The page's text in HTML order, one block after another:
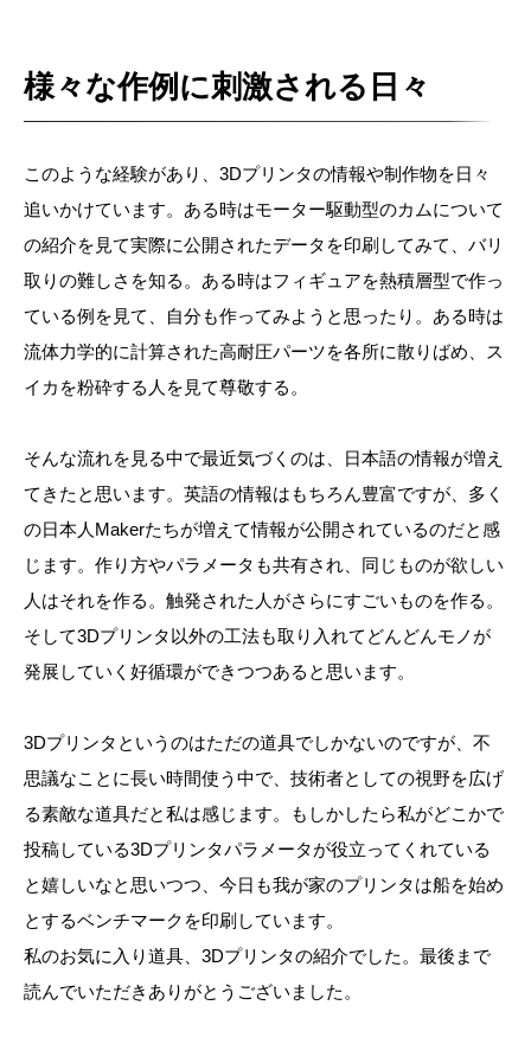
様々な作例に刺激される日々
このような経験があり、3Dプリンタの情報や制作物を日々
追いかけています。ある時はモーター駆動型のカムについて
の紹介を見て実際に公開されたデータを印刷してみて、バリ
取りの難しさを知る。ある時はフィギュアを熱積層型で作っ
ている例を見て、自分も作ってみようと思ったり。ある時は
流体力学的に計算された高耐圧パーツを各所に散りばめ、ス
イカを粉砕する人を見て尊敬する。
そんな流れを見る中で最近気づくのは、日本語の情報が増え
てきたと思います。英語の情報はもちろん豊富ですが、多く
の日本人Makerたちが増えて情報が公開されているのだと感
じます。作り方やパラメータも共有され、同じものが欲しい
人はそれを作る。触発された人がさらにすごいものを作る。
そして3Dプリンタ以外の工法も取り入れてどんどんモノが
発展していく好循環ができつつあると思います。
3Dプリンタというのはただの道具でしかないのですが、不
思議なことに長い時間使う中で、技術者としての視野を広げ
る素敵な道具だと私は感じます。もしかしたら私がどこかで
投稿している3Dプリンタパラメータが役立ってくれている
と嬉しいなと思いつつ、今日も我が家のプリンタは船を始め
とするベンチマークを印刷しています。
私のお気に入り道具、3Dプリンタの紹介でした。最後まで
読んでいただきありがとうございました。